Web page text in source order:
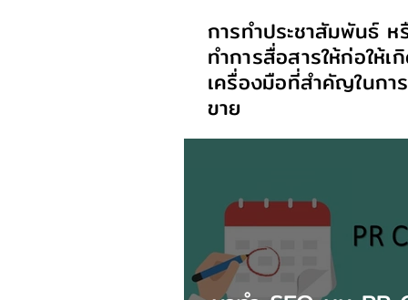
การทำประชาสัมพันธ์
ทำการสื่อสารให้ก่อใ
เครื่องมือที่สำคัญในกา
ขาย